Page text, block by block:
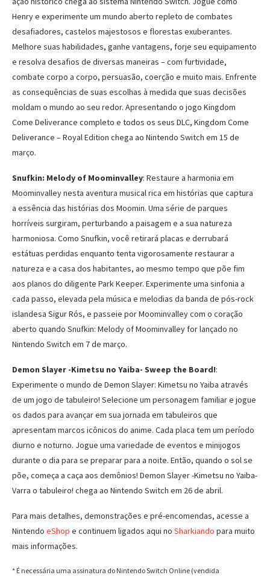
Henry e experimente um mundo aberto repleto de combates
desafiadores, castelos majestosos e florestas exuberantes.
Melhore suas habilidades, ganhe vantagens, forje seu equipamento
e resolva desafios de diversas maneiras – com furtividade,
combate corpo a corpo, persuasão, coerção e muito mais. Enfrente
as consequências de suas escolhas à medida que suas decisões
moldam o mundo ao seu redor. Apresentando o jogo Kingdom
Come Deliverance completo e todos os seus DLC, Kingdom Come
Deliverance – Royal Edition chega ao Nintendo Switch em 15 de
março.
Snufkin: Melody of Moominvalley: Restaure a harmonia em
Moominvalley nesta aventura musical rica em histórias que captura
a essência das histórias dos Moomin. Uma série de parques
horríveis surgiram, perturbando a paisagem e a sua natureza
harmoniosa. Como Snufkin, você retirará placas e derrubará
estátuas perdidas enquanto tenta vigorosamente restaurar a
natureza e a casa dos habitantes, ao mesmo tempo que põe fim
aos planos do diligente Park Keeper. Experimente uma sinfonia a
cada passo, elevada pela música e melodias da banda de pós-rock
islandesa Sigur Rós, e passeie por Moominvalley com o coração
aberto quando Snufkin: Melody of Moominvalley for lançado no
Nintendo Switch em 7 de março.
Demon Slayer -Kimetsu no Yaiba- Sweep the Board!:
Experimente o mundo de Demon Slayer: Kimetsu no Yaiba através
de um jogo de tabuleiro! Selecione um personagem familiar e jogue
os dados para avançar em sua jornada em tabuleiros que
apresentam marcos icônicos do anime. Cada placa tem um período
diurno e noturno. Jogue uma variedade de eventos e minijogos
durante o dia para se preparar para a noite. Então, quando o sol se
põe, começa a caça aos demônios! Demon Slayer -Kimetsu no Yaiba-
Varra o tabuleiro! chega ao Nintendo Switch em 26 de abril.
Para mais detalhes, demonstrações e pré-encomendas, acesse a
Nintendo eShop e continuem ligados aqui no Sharkiando para muito
mais informações.
* É necessária uma assinatura do Nintendo Switch Online (vendida